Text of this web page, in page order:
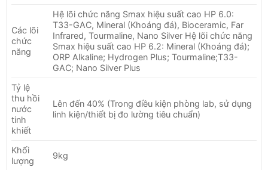
Các lõi
chức
năng
Hệ lõi chức năng Smax hiệu suất cao HP 6.0:
T33-GAC, Mineral (Khoáng đá), Bioceramic, Far
Infrared, Tourmaline, Nano Silver Hệ lõi chức năng
Smax hiệu suất cao HP 6.2: Mineral (Khoáng đá);
ORP Alkaline; Hydrogen Plus; Tourmaline;T33-
GAC; Nano Silver Plus
Tỷ lệ
thu hồi
nước
tinh
khiết
Lên đến 40% (Trong điều kiện phòng lab, sử dụng
linh kiện/thiết bị đo lường tiêu chuẩn)
Khối
lượng
9kg